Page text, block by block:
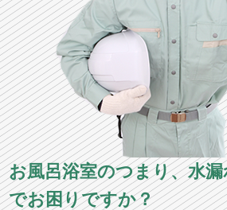
お風呂浴室のつまり、水
でお困りですか？